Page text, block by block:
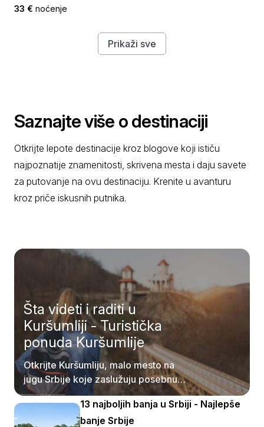
33 € noćenje
Prikaži sve
Saznajte više o destinaciji
Otkrijte lepote destinacije kroz blogove koji ističu
najpoznatije znamenitosti, skrivena mesta i daju savete
za putovanje na ovu destinaciju. Krenite u avanturu
kroz priče iskusnih putnika.
Šta videti i raditi u
Kuršumliji - Turistička
ponuda Kuršumlije
Otkrijte Kuršumliju, malo mesto na
jugu Srbije koje zaslužuju posebnu
pažnju posetilaca.
13 najboljih banja u Srbiji - Najlepše
banje Srbije